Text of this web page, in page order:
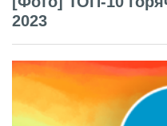
2023